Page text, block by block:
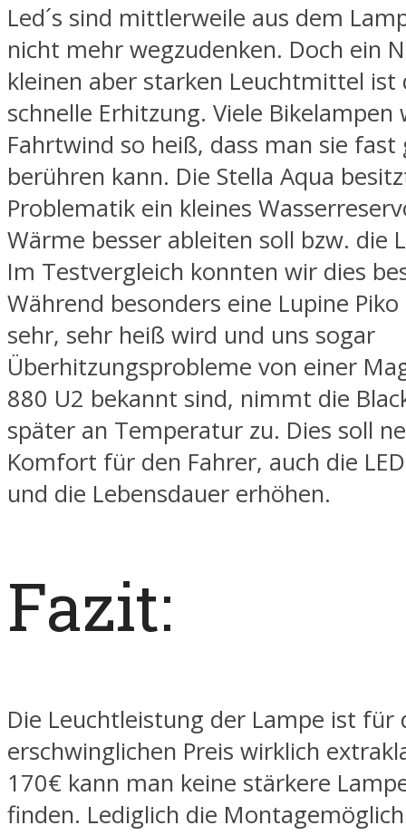
Led´s sind mittlerweile aus dem
nicht mehr wegzudenken. Doch ein
kleinen aber starken Leuchtmittel ist
schnelle Erhitzung. Viele Bikelampen
Fahrtwind so heiß, dass man sie fast
berühren kann. Die Stella Aqua
Problematik ein kleines
Wärme besser ableiten soll bzw. die
Im Testvergleich konnten wir dies
Während besonders eine Lupine
sehr, sehr heiß wird und uns sogar
Überhitzungsprobleme von einer
880 U2 bekannt sind, nimmt die
später an Temperatur zu. Dies soll
Komfort für den Fahrer, auch die
und die Lebensdauer erhöhen.
Fazit:
Die Leuchtleistung der Lampe ist für
erschwinglichen Preis wirklich
170€ kann man keine stärkere
finden. Lediglich die